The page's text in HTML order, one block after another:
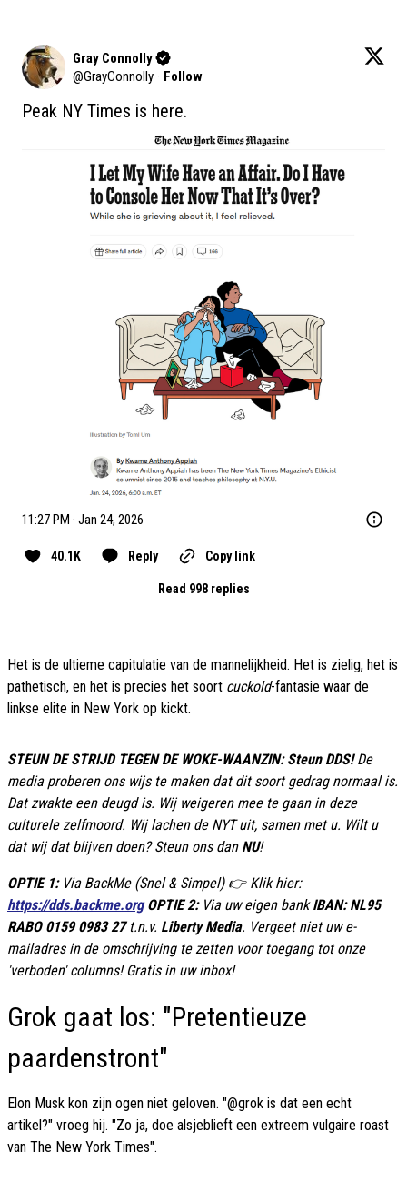
Gray Connolly
@GrayConnolly · Follow
Peak NY Times is here.
11:27 PM · Jan 24, 2026
40.1K Reply Copy link
Read 998 replies
Het is de ultieme capitulatie van de mannelijkheid. Het is zielig, het is
pathetisch, en het is precies het soort cuckold-fantasie waar de
linkse elite in New York op kickt.
STEUN DE STRIJD TEGEN DE WOKE-WAANZIN: Steun DDS!De
media proberen ons wijs te maken dat dit soort gedrag normaal is.
Dat zwakte een deugd is. Wij weigeren mee te gaan in deze
culturele zelfmoord. Wij lachen de NYT uit, samen met u. Wilt u
dat wij dat blijven doen? Steun ons dan NU!
OPTIE 1:Via BackMe (Snel & Simpel) 👉 Klik hier:
https://dds.backme.org OPTIE 2:Via uw eigen bankIBAN: NL95
RABO 0159 0983 27t.n.v. Liberty Media. Vergeet niet uw e-
mailadres in de omschrijving te zetten voor toegang tot onze
'verboden' columns! Gratis in uw inbox!
Grok gaat los: "Pretentieuze
paardenstront"
Elon Musk kon zijn ogen niet geloven. "@grok is dat een echt
artikel?" vroeg hij. "Zo ja, doe alsjeblieft een extreem vulgaire roast
van The New York Times".